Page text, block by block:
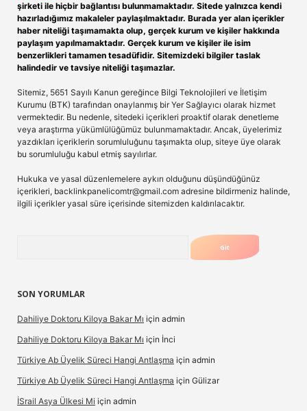
şirketi ile hiçbir bağlantısı bulunmamaktadır. Sitede yalnızca kendi
hazırladığımız makaleler paylaşılmaktadır. Burada yer alan içerikler
haber niteliği taşımamakta olup, gerçek kurum ve kişiler hakkında
paylaşım yapılmamaktadır. Gerçek kurum ve kişiler ile isim
benzerlikleri tamamen tesadüfidir. Sitemizdeki bilgiler taslak
halindedir ve tavsiye niteliği taşımazlar.
Sitemiz, 5651 Sayılı Kanun gereğince Bilgi Teknolojileri ve İletişim
Kurumu (BTK) tarafından onaylanmış bir Yer Sağlayıcı olarak hizmet
vermektedir. Bu nedenle, sitedeki içerikleri proaktif olarak denetleme
veya araştırma yükümlülüğümüz bulunmamaktadır. Ancak, üyelerimiz
yazdıkları içeriklerin sorumluluğunu taşımakta olup, siteye üye olarak
bu sorumluluğu kabul etmiş sayılırlar.
Hukuka ve yasal düzenlemelere aykırı olduğunu düşündüğünüz
içerikleri, backlinkpanelicomtr@gmail.com adresine bildirmeniz halinde,
ilgili içerikler yasal süre içerisinde sitemizden kaldırılacaktır.
SON YORUMLAR
Dahiliye Doktoru Kiloya Bakar Mı için admin
Dahiliye Doktoru Kiloya Bakar Mı için İnci
Türkiye Ab Üyelik Süreci Hangi Antlaşma için admin
Türkiye Ab Üyelik Süreci Hangi Antlaşma için Gülizar
İSrail Asya Ülkesi Mi için admin